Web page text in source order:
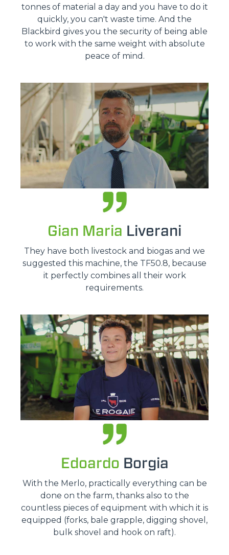
tonnes of material a day and you have to do it
quickly, you can't waste time. And the
Blackbird gives you the security of being able
to work with the same weight with absolute
peace of mind.
Gian Maria Liverani
They have both livestock and biogas and we
suggested this machine, the TF50.8, because
it perfectly combines all their work
requirements.
Edoardo Borgia
With the Merlo, practically everything can be
done on the farm, thanks also to the
countless pieces of equipment with which it is
equipped (forks, bale grapple, digging shovel,
bulk shovel and hook on raft).